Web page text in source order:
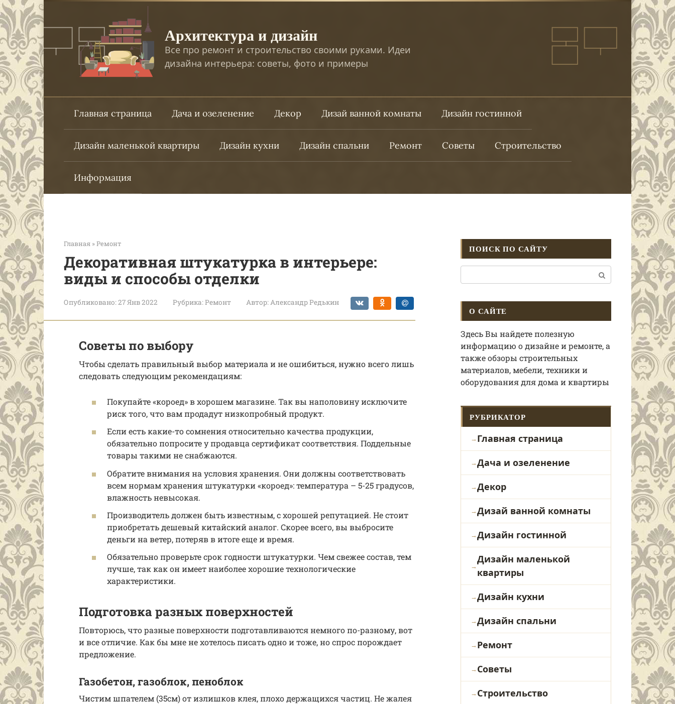
Перейти
к
контенту
Архитектура и дизайн
Все про ремонт и строительство своими руками. Идеи
дизайна интерьера: советы, фото и примеры
Главная страница Дача и озеленение Декор Дизай ванной комнаты Дизайн гостинной
Дизайн маленькой квартиры Дизайн кухни Дизайн спальни Ремонт Советы Строительство
Информация
Главная »Ремонт
Декоративная штукатурка в интерьере:
виды и способы отделки
Опубликовано:27 Янв 2022 Рубрика:Ремонт Автор:Александр Редькин
Советы по выбору
Чтобы сделать правильный выбор материала и не ошибиться, нужно всего лишь
следовать следующим рекомендациям:
Покупайте «короед» в хорошем магазине. Так вы наполовину исключите
риск того, что вам продадут низкопробный продукт.
Если есть какие-то сомнения относительно качества продукции,
обязательно попросите у продавца сертификат соответствия. Поддельные
товары такими не снабжаются.
Обратите внимания на условия хранения. Они должны соответствовать
всем нормам хранения штукатурки «короед»: температура – 5-25 градусов,
влажность невысокая.
Производитель должен быть известным, с хорошей репутацией. Не стоит
приобретать дешевый китайский аналог. Скорее всего, вы выбросите
деньги на ветер, потеряв в итоге еще и время.
Обязательно проверьте срок годности штукатурки. Чем свежее состав, тем
лучше, так как он имеет наиболее хорошие технологические
характеристики.
Подготовка разных поверхностей
Повторюсь, что разные поверхности подготавливаются немного по-разному, вот
и все отличие. Как бы мне не хотелось писать одно и тоже, но спрос порождает
предложение.
Газобетон, газоблок, пеноблок
Чистим шпателем (35см) от излишков клея, плохо держащихся частиц. Не жалея
ПОИСК ПО САЙТУ
О САЙТЕ
Здесь Вы найдете полезную
информацию о дизайне и ремонте, а
также обзоры строительных
материалов, мебели, техники и
оборудования для дома и квартиры
РУБРИКАТОР
Главная страница
Дача и озеленение
Декор
Дизай ванной комнаты
Дизайн гостинной
Дизайн маленькой
квартиры
Дизайн кухни
Дизайн спальни
Ремонт
Советы
Строительство